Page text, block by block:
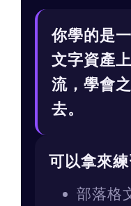
你學的是
文字資產
流，學會
去。
可以拿來
部落格